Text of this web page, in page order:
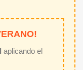
aplicando el